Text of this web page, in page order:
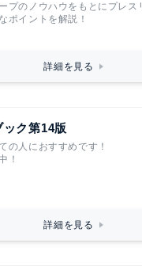
プのノウハウをもとにプレス
ポイントを解説！
詳細を見る
ク第14版
の人におすすめです！
！
詳細を見る